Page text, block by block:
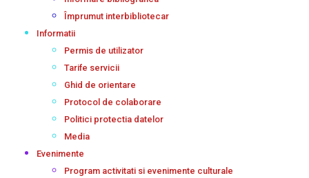
Împrumut interbibliotecar
Informatii
Permis de utilizator
Tarife servicii
Ghid de orientare
Protocol de colaborare
Politici protectia datelor
Media
Evenimente
Program activitati si evenimente culturale